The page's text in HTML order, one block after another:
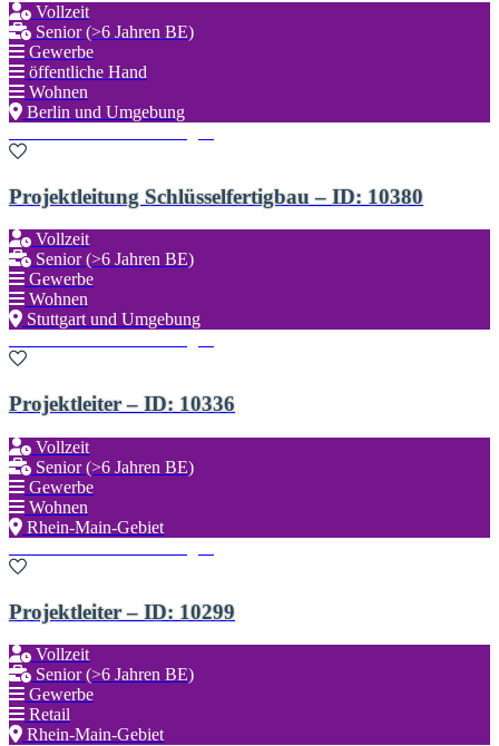
Vollzeit
Senior (>6 Jahren BE)
Gewerbe
öffentliche Hand
Wohnen
Berlin und Umgebung
Projektleitung Schlüsselfertigbau – ID: 10380
Vollzeit
Senior (>6 Jahren BE)
Gewerbe
Wohnen
Stuttgart und Umgebung
Projektleiter – ID: 10336
Vollzeit
Senior (>6 Jahren BE)
Gewerbe
Wohnen
Rhein-Main-Gebiet
Projektleiter – ID: 10299
Vollzeit
Senior (>6 Jahren BE)
Gewerbe
Retail
Rhein-Main-Gebiet